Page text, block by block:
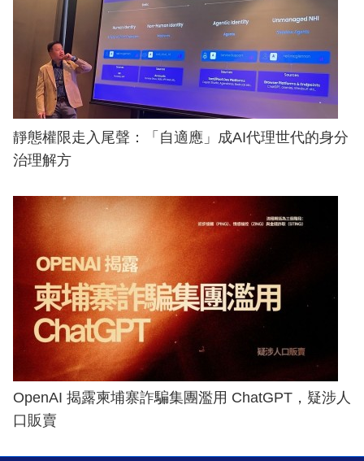
靜態權限走入尾聲：「自適應」成AI代理世代的身分
治理解方
OpenAI 揭露柬埔寨詐騙集團濫用 ChatGPT，疑涉人
口販賣